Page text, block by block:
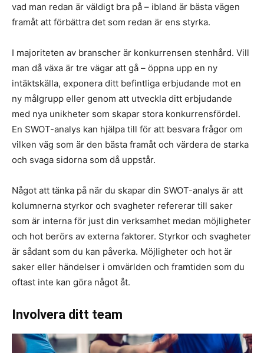
vad man redan är väldigt bra på – ibland är bästa vägen
framåt att förbättra det som redan är ens styrka.
I majoriteten av branscher är konkurrensen stenhård. Vill
man då växa är tre vägar att gå – öppna upp en ny
intäktskälla, exponera ditt befintliga erbjudande mot en
ny målgrupp eller genom att utveckla ditt erbjudande
med nya unikheter som skapar stora konkurrensfördel.
En SWOT-analys kan hjälpa till för att besvara frågor om
vilken väg som är den bästa framåt och värdera de starka
och svaga sidorna som då uppstår.
Något att tänka på när du skapar din SWOT-analys är att
kolumnerna styrkor och svagheter refererar till saker
som är interna för just din verksamhet medan möjligheter
och hot berörs av externa faktorer. Styrkor och svagheter
är sådant som du kan påverka. Möjligheter och hot är
saker eller händelser i omvärlden och framtiden som du
oftast inte kan göra något åt.
Involvera ditt team